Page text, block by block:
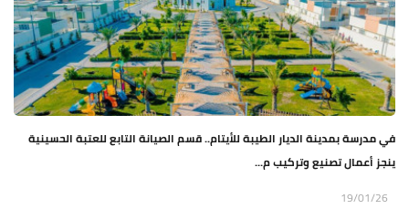
في مدرسة بمدينة الديار الطيبة للأيتام.. قسم الصيانة التابع للعتبة الحسينية
ينجز أعمال تصنيع وتركيب م...
19/01/26